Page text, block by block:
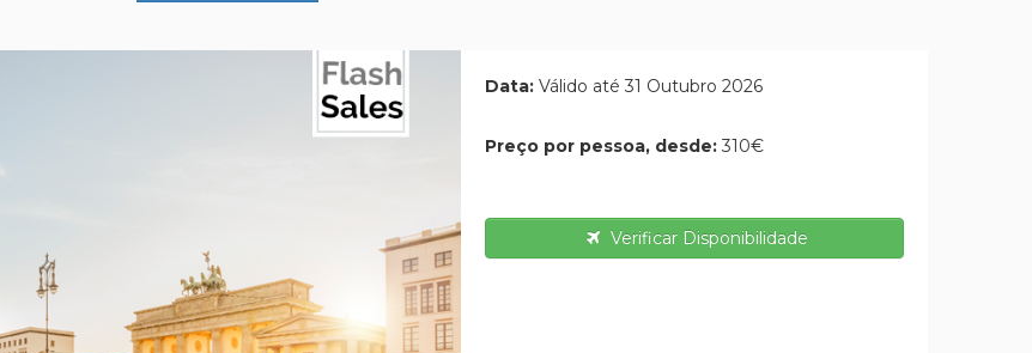
Data: Válido até 31 Outubro 2026
Preço por pessoa, desde: 310€
Verificar Disponibilidade